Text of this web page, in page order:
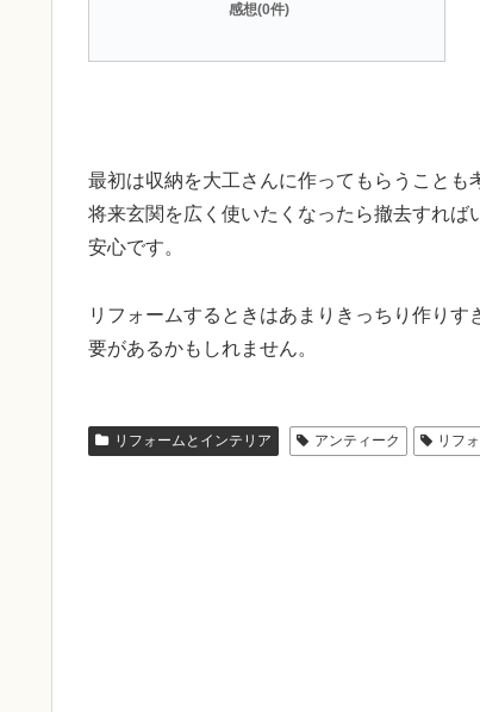
感想(0件)
最初は収納を大工さんに作ってもらうことも
将来玄関を広く使いたくなったら撤去すれ
安心です。
リフォームするときはあまりきっちり作り
要があるかもしれません。
リフォームとインテリア アンティーク リフ